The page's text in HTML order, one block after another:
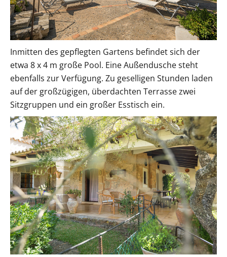
Inmitten des gepflegten Gartens befindet sich der
etwa 8 x 4 m große Pool. Eine Außendusche steht
ebenfalls zur Verfügung. Zu geselligen Stunden laden
auf der großzügigen, überdachten Terrasse zwei
Sitzgruppen und ein großer Esstisch ein.